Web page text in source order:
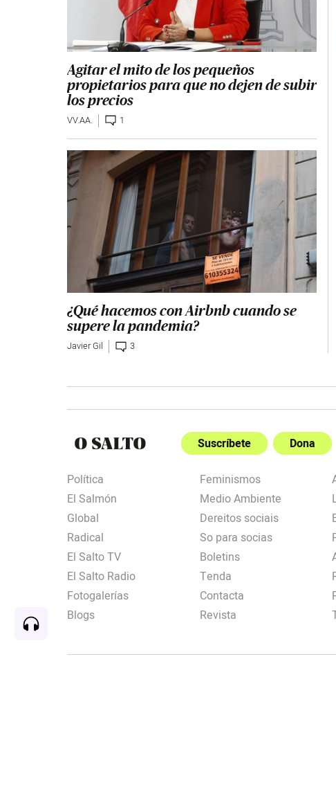
Agitar el mito de los pequeños
propietarios para que no dejen de subir
los precios
VV.AA. 1
¿Qué hacemos con Airbnb cuando se
supere la pandemia?
Javier Gil 3
Suscríbete Dona
Política
El Salmón
Global
Radical
El Salto TV
El Salto Radio
Fotogalerías
Blogs
Feminismos
Medio Ambiente
Dereitos sociais
So para socias
Boletins
Tenda
Contacta
Revista